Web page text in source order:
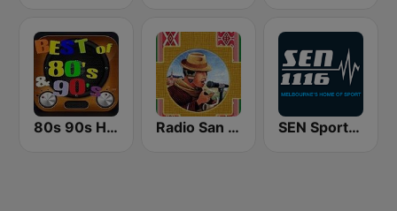
80s 90s Hits Radio Radio San Gabriel AM SEN Sports 1116 AM